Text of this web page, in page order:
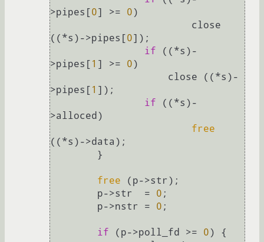
>pipes[0] >= 0)
((*s)->pipes[0]);
if ((*s)-
>pipes[ 1 ] >= 0)
>pipes[ 1 ]);
if ((*s)-
>alloced)
free
((*s)->data);
free (p->str);
	p->str  =
0 ;
	p->nstr =
0 ;
if (p->poll_fd >= 0) {